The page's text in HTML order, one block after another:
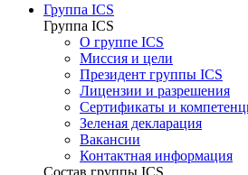
Группа ICS
Группа ICS
О группе ICS
Миссия и цели
Президент группы ICS
Лицензии и разрешения
Сертификаты и
Зеленая декларация
Вакансии
Контактная информация
Состав группы ICS